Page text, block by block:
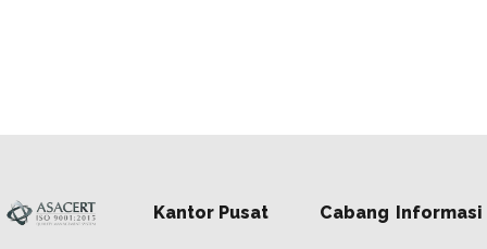
Kantor Pusat Cabang Informasi